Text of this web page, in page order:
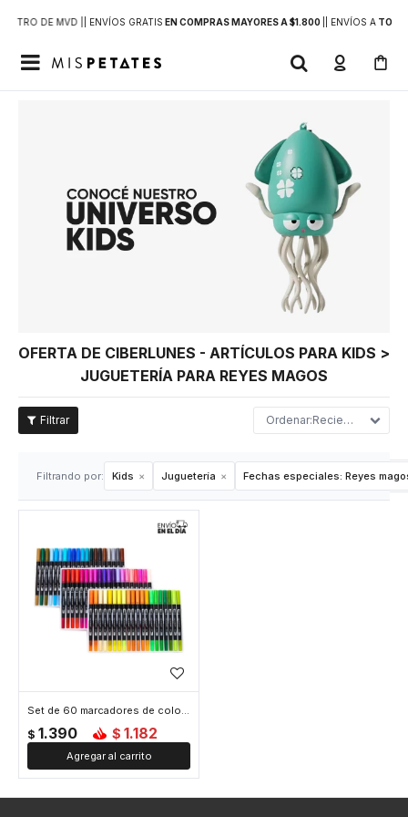
DE MVD | | ENVÍOS GRATIS EN COMPRAS MAYORES A $1.800 | ENVÍOS ATODO

OFERTA DE CIBERLUNES - ARTÍCULOS PARA KIDS >
JUGUETERÍA PARA REYES MAGOS
Recientes
Filtrando por: Kids Juguetería Fechas especiales: Reyes
Set de 60 marcadores de colores
$ 1.390 $ 1.182